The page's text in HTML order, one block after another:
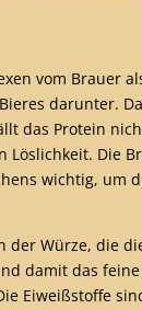
vom Brauer
darunter.
das Protein
Die
wichtig, um
der Würze, die
damit das
Eiweißstoffe